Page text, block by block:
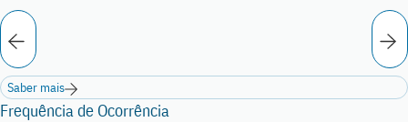
Saber mais
Frequência de Ocorrência